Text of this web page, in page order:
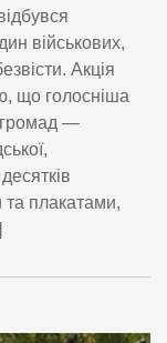
військових,
Акція
що голосніша
громад —
плакатами,